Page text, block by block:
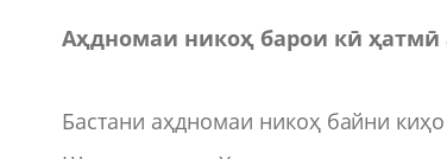
Аҳдномаи никоҳ барои кӣ ҳатмӣ
Бастани аҳдномаи никоҳ байни